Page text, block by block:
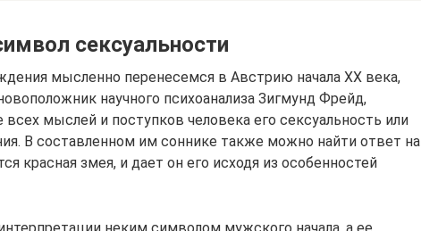
сексуальности
мысленно перенесемся в Австрию начала XX века,
научного психоанализа Зигмунд Фрейд,
мыслей и поступков человека его сексуальность или
В составленном им соннике также можно найти ответ на
красная змея, и дает он его исходя из особенностей